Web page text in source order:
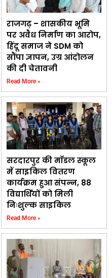
राजगढ़ – शासकीय भूमि
पर अवैध निर्माण का आरोप,
हिंदू समाज ने SDM को
सौंपा ज्ञापन, उग्र आंदोलन
की दी चेतावनी
Read More »
सरदारपुर की मॉडल स्कूल
में साइकिल वितरण
कार्यक्रम हुआ संपन्न, 88
विद्यार्थियों को मिली
निःशुल्क साइकिल
Read More »